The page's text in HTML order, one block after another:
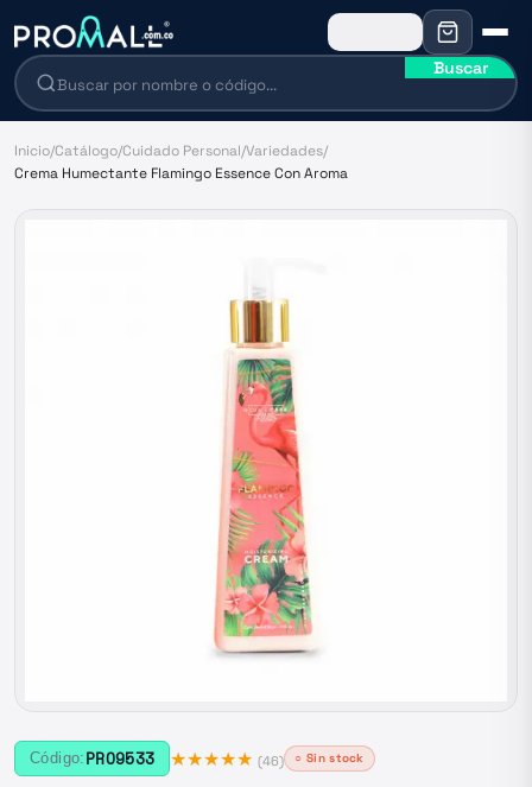
Buscar
Inicio/Catálogo/Cuidado Personal/Variedades/
Crema Humectante Flamingo Essence Con Aroma
Código: PRO9533 ★★★★★ (46) ○ Sin stock